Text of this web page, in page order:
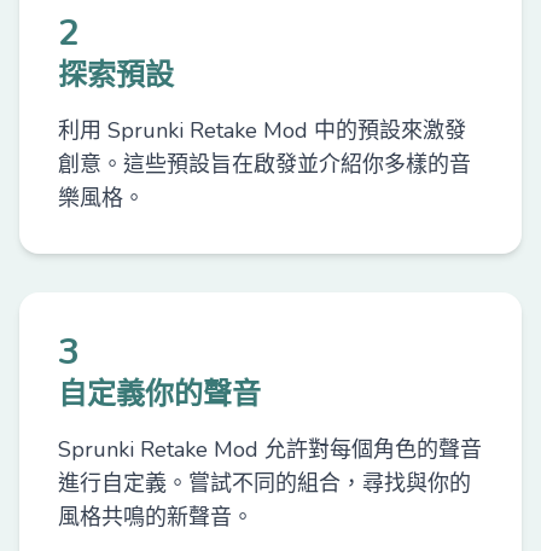
2
探索預設
利用 Sprunki Retake Mod 中的預設來激發
創意。這些預設旨在啟發並介紹你多樣的音
樂風格。
3
自定義你的聲音
Sprunki Retake Mod 允許對每個角色的聲音
進行自定義。嘗試不同的組合，尋找與你的
風格共鳴的新聲音。